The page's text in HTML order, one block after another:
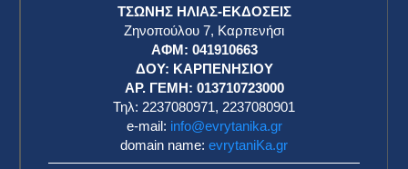
ΤΣΩΝΗΣ ΗΛΙΑΣ-ΕΚΔΟΣΕΙΣ
Ζηνοπούλου 7, Καρπενήσι
ΑΦΜ: 041910663
ΔΟΥ: ΚΑΡΠΕΝΗΣΙΟΥ
ΑΡ. ΓΕΜΗ: 013710723000
Τηλ: 2237080971, 2237080901
e-mail: info@evrytanika.gr
domain name: evrytaniKa.gr